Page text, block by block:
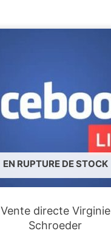
EN RUPTURE DE STOCK
Vente directe Virginie
Schroeder